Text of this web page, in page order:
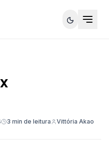
3 min de leitura Vittória Akao